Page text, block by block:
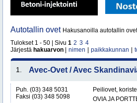
Autotallin ovet Hakusanoilla autotallin
Tulokset 1 - 50 | Sivu 1 2 3 4
Järjestä hakuarvon nimen paikkakunnan
1. Avec-Ovet / Avec
Puh. (03) 348 5031
Faksi (03) 348 5098
Peiliovet,
OVIA JA